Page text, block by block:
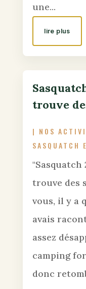
une...
lire plus
trouve
| NOS
SASQUATCH
"Sasquatch
trouve des
vous, il y a
avais
assez
camping
donc